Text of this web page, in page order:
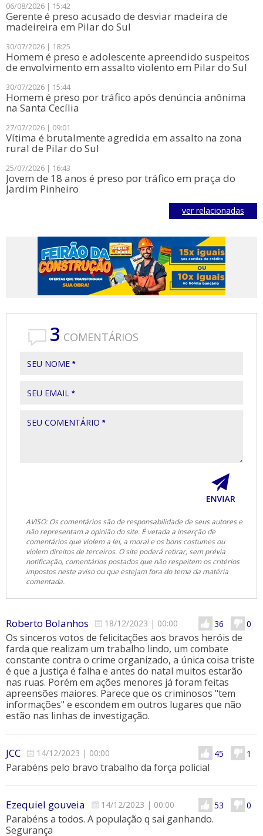
06/08/2026 | 15:42
​Gerente é preso acusado de desviar madeira de
madeireira em Pilar do Sul
30/07/2026 | 18:25
Homem é preso e adolescente apreendido suspeitos
de envolvimento em assalto violento em Pilar do Sul
30/07/2026 | 15:44
​Homem é preso por tráfico após denúncia anônima
na Santa Cecília
27/07/2026 | 09:01
Vítima é brutalmente agredida em assalto na zona
rural de Pilar do Sul
25/07/2026 | 16:43
Jovem de 18 anos é preso por tráfico em praça do
Jardim Pinheiro
ver relacionadas
3 COMENTÁRIOS
SEU NOME *
SEU EMAIL *
SEU COMENTÁRIO *
AVISO: Os comentários são de responsabilidade de seus autores e
não representam a opinião do site. É vetada a inserção de
comentários que violem a lei, a moral e os bons costumes ou
violem direitos de terceiros. O site poderá retirar, sem prévia
notificação, comentários postados que não respeitem os critérios
impostos neste aviso ou que estejam fora do tema da matéria
comentada.
Roberto Bolanhos 18/12/2023 | 00:00 36 0
Os sinceros votos de felicitações aos bravos heróis de
farda que realizam um trabalho lindo, um combate
constante contra o crime organizado, a única coisa triste
é que a justiça é falha e antes do natal muitos estarão
nas ruas. Porém em ações menores já foram feitas
apreensões maiores. Parece que os criminosos "tem
informações" e escondem em outros lugares que não
estão nas linhas de investigação.
JCC 14/12/2023 | 00:00 45 1
Parabéns pelo bravo trabalho da força policial
Ezequiel gouveia 14/12/2023 | 00:00 53 0
Parabéns a todos. A população q sai ganhando.
Segurança